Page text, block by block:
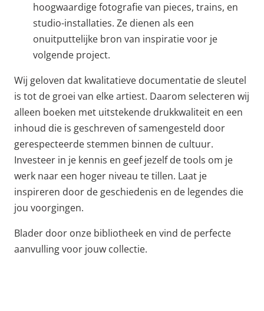
hoogwaardige fotografie van pieces, trains, en
studio-installaties. Ze dienen als een
onuitputtelijke bron van inspiratie voor je
volgende project.
Wij geloven dat kwalitatieve documentatie de sleutel
is tot de groei van elke artiest. Daarom selecteren wij
alleen boeken met uitstekende drukkwaliteit en een
inhoud die is geschreven of samengesteld door
gerespecteerde stemmen binnen de cultuur.
Investeer in je kennis en geef jezelf de tools om je
werk naar een hoger niveau te tillen. Laat je
inspireren door de geschiedenis en de legendes die
jou voorgingen.
Blader door onze bibliotheek en vind de perfecte
aanvulling voor jouw collectie.